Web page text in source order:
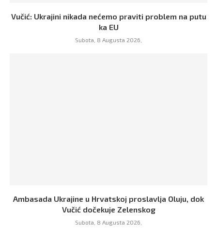
Vučić: Ukrajini nikada nećemo praviti problem na putu
ka EU
Subota, 8 Augusta 2026,
Ambasada Ukrajine u Hrvatskoj proslavlja Oluju, dok
Vučić dočekuje Zelenskog
Subota, 8 Augusta 2026,